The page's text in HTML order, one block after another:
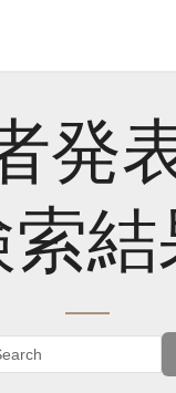
発
結